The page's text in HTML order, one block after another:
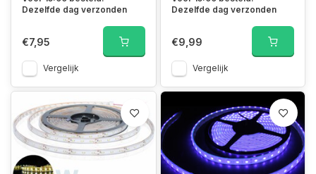
Dezelfde dag verzonden
€7,95
Vergelijk
Dezelfde dag verzonden
€9,99
Vergelijk